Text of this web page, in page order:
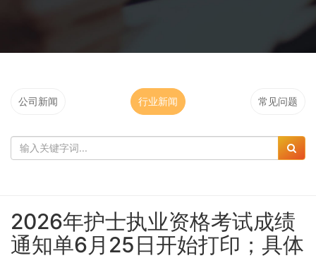
公司新闻 行业新闻 常见问题
2026年护士执业资格考试成绩
通知单6月25日开始打印；具体